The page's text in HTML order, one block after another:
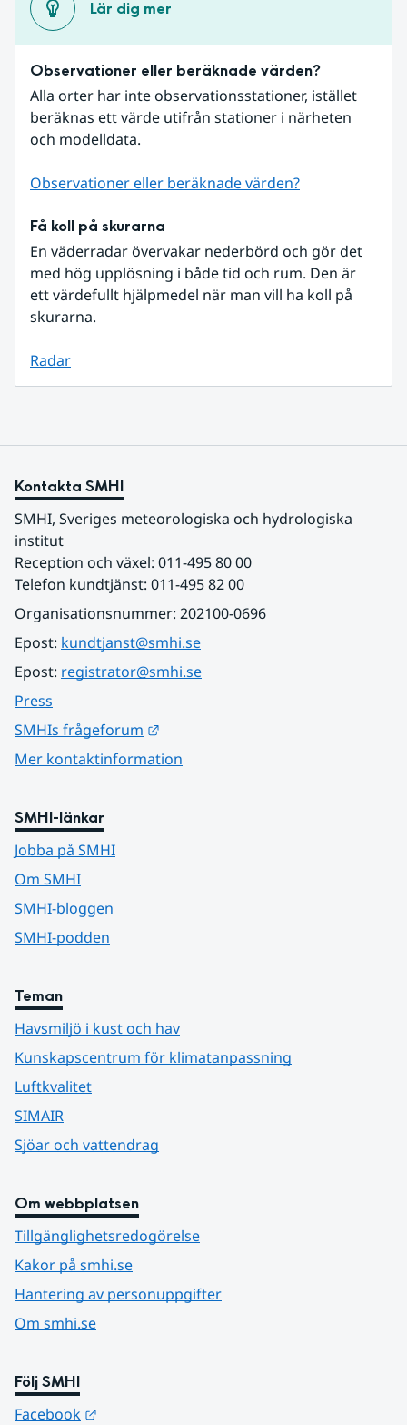
Lär dig mer
Observationer eller beräknade värden?
Alla orter har inte observationsstationer, istället
beräknas ett värde utifrån stationer i närheten
och modelldata.
Observationer eller beräknade värden?
Få koll på skurarna
En väderradar övervakar nederbörd och gör det
med hög upplösning i både tid och rum. Den är
ett värdefullt hjälpmedel när man vill ha koll på
skurarna.
Radar
Kontakta SMHI
SMHI, Sveriges meteorologiska och hydrologiska
institut
Reception och växel: 011-495 80 00
Telefon kundtjänst: 011-495 82 00
Organisationsnummer: 202100-0696
Epost: kundtjanst@smhi.se
Epost: registrator@smhi.se
Press
SMHIs frågeforum
Mer kontaktinformation
SMHI-länkar
Jobba på SMHI
Om SMHI
SMHI-bloggen
SMHI-podden
Teman
Havsmiljö i kust och hav
Kunskapscentrum för klimatanpassning
Luftkvalitet
SIMAIR
Sjöar och vattendrag
Om webbplatsen
Tillgänglighetsredogörelse
Kakor på smhi.se
Hantering av personuppgifter
Om smhi.se
Följ SMHI
Facebook